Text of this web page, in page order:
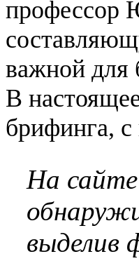
профессор
важной для
В
брифинга,
На
выделив